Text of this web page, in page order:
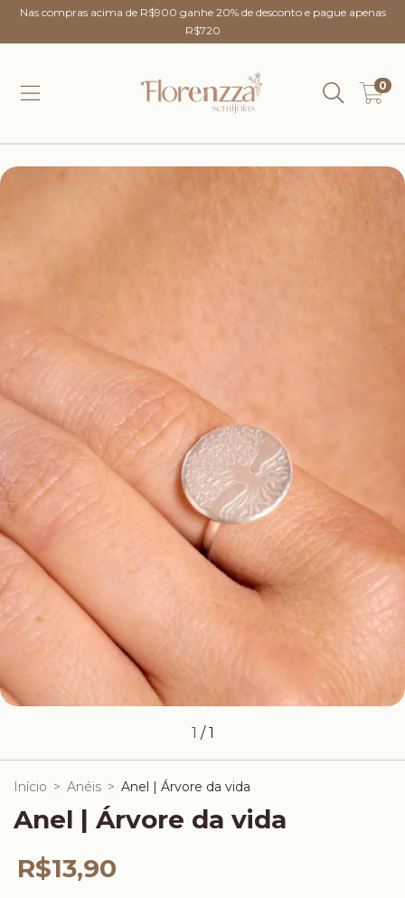
Nas compras acima de R$900 ganhe 20% de desconto e pague apenas
R$720
0
1 / 1
Início > Anéis > Anel | Árvore da vida
Anel | Árvore da vida
R$13,90